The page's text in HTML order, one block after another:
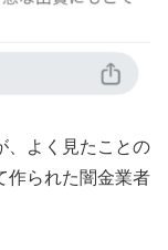
、よく見たことの
作られた闇金業者